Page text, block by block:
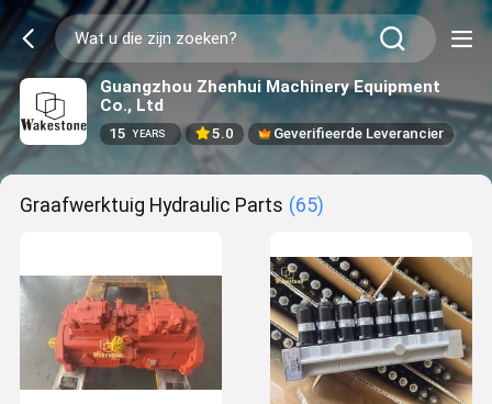
Guangzhou Zhenhui Machinery Equipment
Co., Ltd
15 YEARS 5.0 Geverifieerde Leverancier
Graafwerktuig Hydraulic Parts (65)